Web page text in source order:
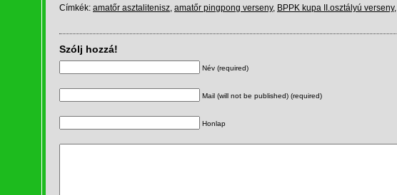
Címkék: amatőr asztalitenisz, amatőr pingpong verseny, BPPK kupa II.osztályú verseny,
Szólj hozzá!
Név (required)
Mail (will not be published) (required)
Honlap